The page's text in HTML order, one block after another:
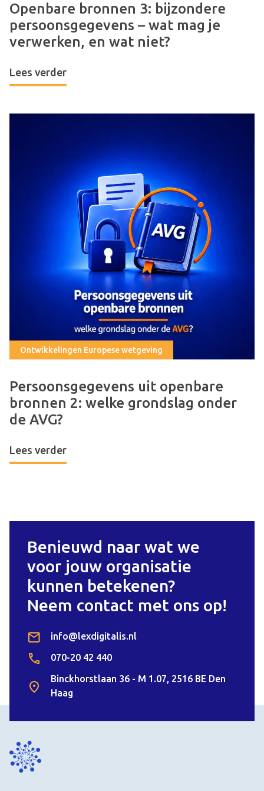
Openbare bronnen 3: bijzondere
persoonsgegevens – wat mag je
verwerken, en wat niet?
Lees verder
Ontwikkelingen Europese wetgeving
Persoonsgegevens uit openbare
bronnen 2: welke grondslag onder
de AVG?
Lees verder
Benieuwd naar wat we
voor jouw organisatie
kunnen betekenen?
Neem contact met ons op!
info@lexdigitalis.nl
070-20 42 440
Binckhorstlaan 36 - M 1.07, 2516 BE Den
Haag